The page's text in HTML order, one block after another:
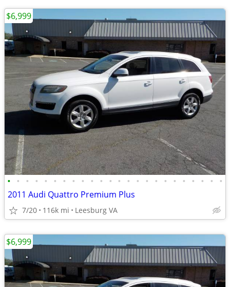
• • • • • • • • • • • • • • • • • • • • • • • •
2011 Audi Quattro Premium Plus
7/20 116k mi Leesburg VA
$6,999
$6,999